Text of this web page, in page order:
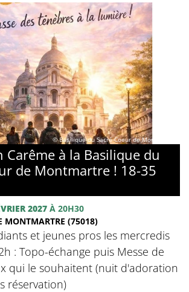
© Basilique du Sacré-Coeur de Montmartre
Carême à la Basilique du
de Montmartre ! 18-35
2027 À 20H30
MONTMARTRE (75018)
et jeunes pros les mercredis
: Topo-échange puis Messe de
qui le souhaitent (nuit d'adoration
réservation)